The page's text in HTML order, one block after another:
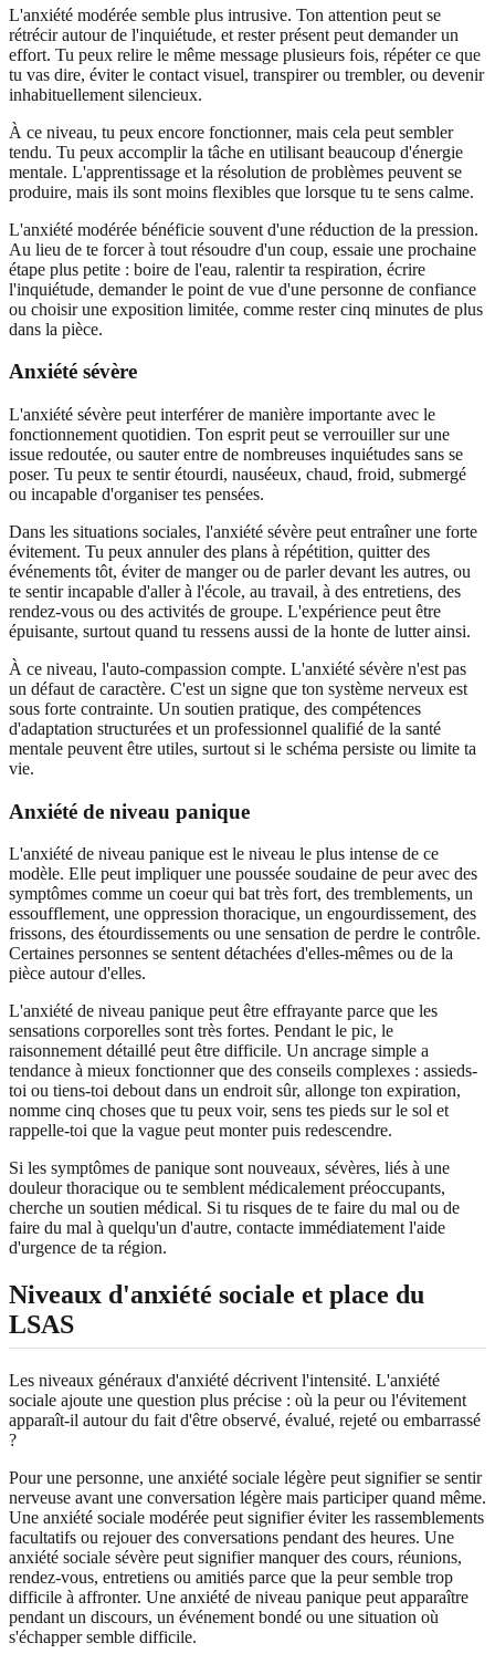
L'anxiété modérée semble plus intrusive. Ton attention peut se
rétrécir autour de l'inquiétude, et rester présent peut demander un
effort. Tu peux relire le même message plusieurs fois, répéter ce que
tu vas dire, éviter le contact visuel, transpirer ou trembler, ou devenir
inhabituellement silencieux.
À ce niveau, tu peux encore fonctionner, mais cela peut sembler
tendu. Tu peux accomplir la tâche en utilisant beaucoup d'énergie
mentale. L'apprentissage et la résolution de problèmes peuvent se
produire, mais ils sont moins flexibles que lorsque tu te sens calme.
L'anxiété modérée bénéficie souvent d'une réduction de la pression.
Au lieu de te forcer à tout résoudre d'un coup, essaie une prochaine
étape plus petite : boire de l'eau, ralentir ta respiration, écrire
l'inquiétude, demander le point de vue d'une personne de confiance
ou choisir une exposition limitée, comme rester cinq minutes de plus
dans la pièce.
Anxiété sévère
L'anxiété sévère peut interférer de manière importante avec le
fonctionnement quotidien. Ton esprit peut se verrouiller sur une
issue redoutée, ou sauter entre de nombreuses inquiétudes sans se
poser. Tu peux te sentir étourdi, nauséeux, chaud, froid, submergé
ou incapable d'organiser tes pensées.
Dans les situations sociales, l'anxiété sévère peut entraîner une forte
évitement. Tu peux annuler des plans à répétition, quitter des
événements tôt, éviter de manger ou de parler devant les autres, ou
te sentir incapable d'aller à l'école, au travail, à des entretiens, des
rendez-vous ou des activités de groupe. L'expérience peut être
épuisante, surtout quand tu ressens aussi de la honte de lutter ainsi.
À ce niveau, l'auto-compassion compte. L'anxiété sévère n'est pas
un défaut de caractère. C'est un signe que ton système nerveux est
sous forte contrainte. Un soutien pratique, des compétences
d'adaptation structurées et un professionnel qualifié de la santé
mentale peuvent être utiles, surtout si le schéma persiste ou limite ta
vie.
Anxiété de niveau panique
L'anxiété de niveau panique est le niveau le plus intense de ce
modèle. Elle peut impliquer une poussée soudaine de peur avec des
symptômes comme un coeur qui bat très fort, des tremblements, un
essoufflement, une oppression thoracique, un engourdissement, des
frissons, des étourdissements ou une sensation de perdre le contrôle.
Certaines personnes se sentent détachées d'elles-mêmes ou de la
pièce autour d'elles.
L'anxiété de niveau panique peut être effrayante parce que les
sensations corporelles sont très fortes. Pendant le pic, le
raisonnement détaillé peut être difficile. Un ancrage simple a
tendance à mieux fonctionner que des conseils complexes : assieds-
toi ou tiens-toi debout dans un endroit sûr, allonge ton expiration,
nomme cinq choses que tu peux voir, sens tes pieds sur le sol et
rappelle-toi que la vague peut monter puis redescendre.
Si les symptômes de panique sont nouveaux, sévères, liés à une
douleur thoracique ou te semblent médicalement préoccupants,
cherche un soutien médical. Si tu risques de te faire du mal ou de
faire du mal à quelqu'un d'autre, contacte immédiatement l'aide
d'urgence de ta région.
Niveaux d'anxiété sociale et place du
LSAS
Les niveaux généraux d'anxiété décrivent l'intensité. L'anxiété
sociale ajoute une question plus précise : où la peur ou l'évitement
apparaît-il autour du fait d'être observé, évalué, rejeté ou embarrassé
?
Pour une personne, une anxiété sociale légère peut signifier se sentir
nerveuse avant une conversation légère mais participer quand même.
Une anxiété sociale modérée peut signifier éviter les rassemblements
facultatifs ou rejouer des conversations pendant des heures. Une
anxiété sociale sévère peut signifier manquer des cours, réunions,
rendez-vous, entretiens ou amitiés parce que la peur semble trop
difficile à affronter. Une anxiété de niveau panique peut apparaître
pendant un discours, un événement bondé ou une situation où
s'échapper semble difficile.